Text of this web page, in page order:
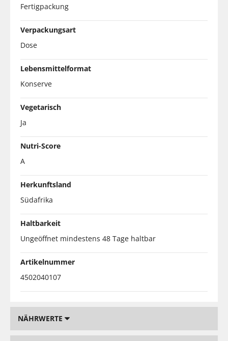
Fertigpackung
Verpackungsart
Dose
Lebensmittelformat
Konserve
Vegetarisch
Ja
Nutri-Score
A
Herkunftsland
Südafrika
Haltbarkeit
Ungeöffnet mindestens 48 Tage haltbar
Artikelnummer
4502040107
NÄHRWERTE